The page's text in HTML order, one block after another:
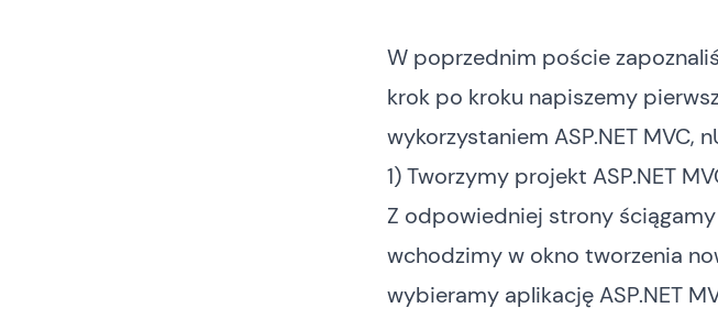
W poprzednim poście
krok po kroku napiszemy
wykorzystaniem ASP.NET MVC,
1) Tworzymy projekt ASP.NET
Z odpowiedniej strony
wchodzimy w okno tworzenia
wybieramy aplikację ASP.NET